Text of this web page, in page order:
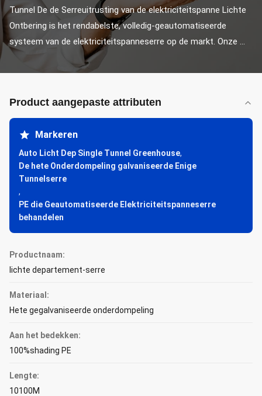
Tunnel De de Serreuitrusting van de elektriciteitspanne Lichte
Ontbering is het rendabelste, volledig-geautomatiseerde
systeem van de elektriciteitspanneserre op de markt. Onze ...
Product aangepaste attributen
Markeren
Auto Licht Dep Single Tunnel Greenhouse,
De hete Onderdompeling galvaniseerde Enige
Tunnelserre
,
PE die Geautomatiseerde Elektriciteitspanneserre
behandelen
Productnaam:
lichte departement-serre
Materiaal:
Hete gegalvaniseerde onderdompeling
Aan het bedekken:
100%shading PE
Lengte:
10100M